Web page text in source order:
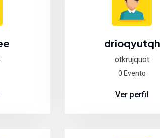
drioqyutqh
otkrujquot
0 Evento
Ver perfil